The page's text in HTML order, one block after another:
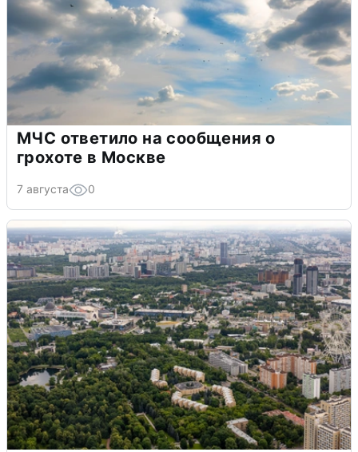
МЧС ответило на сообщения о
грохоте в Москве
7 августа 0